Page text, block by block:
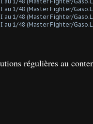
régulières au